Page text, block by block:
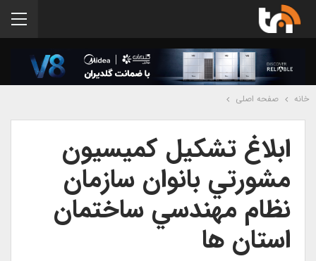
خانه صفحه اصلی
ابلاغ تشكیل كميسيون
مشورتي بانوان سازمان
نظام مهندسي ساختمان
استان ها